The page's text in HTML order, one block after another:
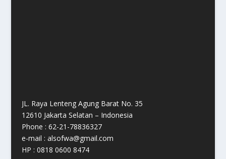
JL. Raya Lenteng Agung Barat No. 35
12610 Jakarta Selatan – Indonesia
Phone : 62-21-78836327
e-mail : alsofwa@gmail.com
HP : 0818 0600 8474